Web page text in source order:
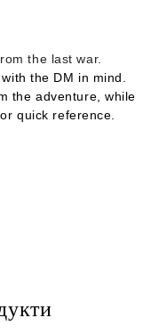
the last war.
the DM in mind.
the adventure, while
quick reference.